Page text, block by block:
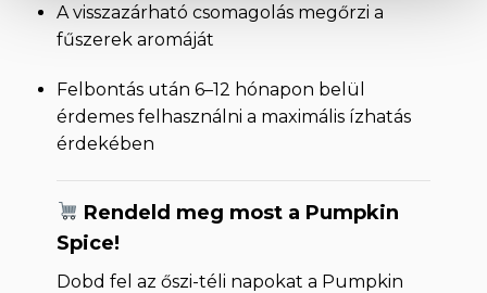
A visszazárható csomagolás megőrzi a
fűszerek aromáját
Felbontás után 6–12 hónapon belül
érdemes felhasználni a maximális ízhatás
érdekében
Rendeld meg most a Pumpkin
Spice!
Dobd fel az őszi-téli napokat a Pumpkin